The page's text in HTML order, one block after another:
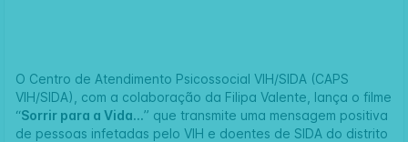
O Centro de Atendimento Psicossocial VIH/SIDA (CAPS
VIH/SIDA), com a colaboração da Filipa Valente, lança o filme
“Sorrir para a Vida...” que transmite uma mensagem positiva
de pessoas infetadas pelo VIH e doentes de SIDA do distrito